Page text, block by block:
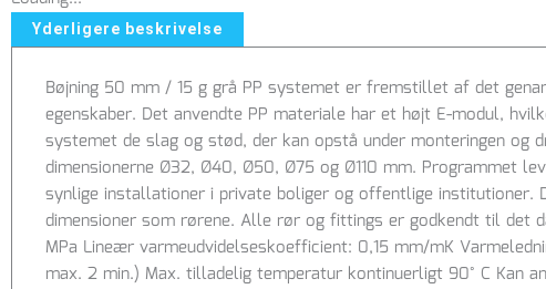
Yderligere beskrivelse
Bøjning 50 mm / 15 g grå PP systemet er fremstillet af det
egenskaber. Det anvendte PP materiale har et højt E-modul,
systemet de slag og stød, der kan opstå under monteringen
dimensionerne Ø32, Ø40, Ø50, Ø75 og Ø110 mm. Programmet
synlige installationer i private boliger og offentlige institutioner.
dimensioner som rørene. Alle rør og fittings er godkendt til det
MPa Lineær varmeudvidelseskoefficient: 0,15 mm/mK
max. 2 min.) Max. tilladelig temperatur kontinuerligt 90° C Kan